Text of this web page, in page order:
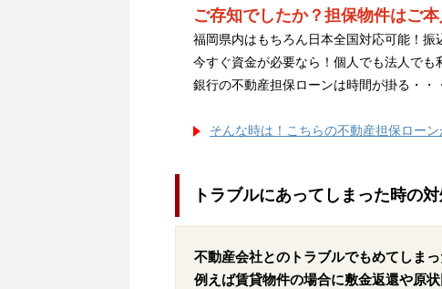
ご存知でしたか？担保物件はご
福岡県内はもちろん日本全国対応可能！振
今すぐ資金が必要なら！個人でも法人でも
銀行の不動産担保ローンは時間が掛る・・
そんな時は！こちらの不動産担保ローン
トラブルにあってしまった時の
不動産会社とのトラブルでもめてしま
例えば賃貸物件の場合に敷金返還や原